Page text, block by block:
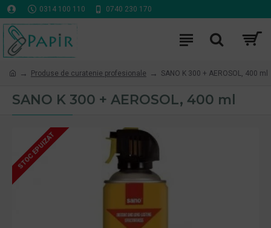
0314 100 110 0740 230 170
Produse de curatenie profesionale SANO K 300 + AEROSOL, 400 ml
SANO K 300 + AEROSOL, 400 ml
STOC EPUIZAT